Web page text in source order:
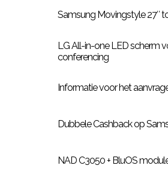
Samsung Movingstyle 27″
LG All-in-one LED scherm
conferencing
Informatie voor het
Dubbele Cashback op
NAD C3050 + BluOS